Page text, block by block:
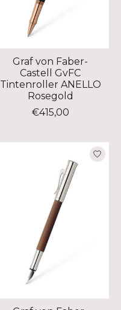
Graf von Faber-
Castell GvFC
Tintenroller ANELLO
Rosegold
€415,00